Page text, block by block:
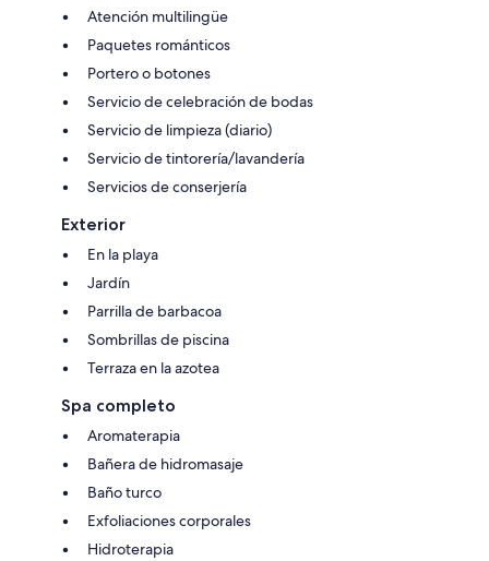
Atención multilingüe
Paquetes románticos
Portero o botones
Servicio de celebración de bodas
Servicio de limpieza (diario)
Servicio de tintorería/lavandería
Servicios de conserjería
Exterior
En la playa
Jardín
Parrilla de barbacoa
Sombrillas de piscina
Terraza en la azotea
Spa completo
Aromaterapia
Bañera de hidromasaje
Baño turco
Exfoliaciones corporales
Hidroterapia